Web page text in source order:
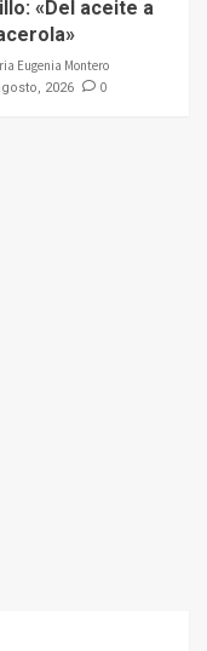
«Del aceite a
Eugenia Montero
2026 0